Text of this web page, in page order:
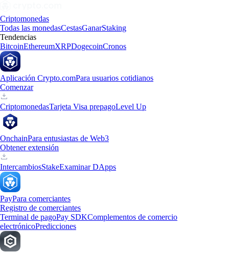
Criptomonedas
Todas las monedasCestasGanarStaking
Tendencias
BitcoinEthereumXRPDogecoinCronos
Aplicación Crypto.comPara usuarios cotidianos
Comenzar
CriptomonedasTarjeta Visa prepagoLevel Up
OnchainPara entusiastas de Web3
Obtener extensión
IntercambiosStakeExaminar DApps
PayPara comerciantes
Registro de comerciantes
Terminal de pagoPay SDKComplementos de comercio
electrónicoPredicciones